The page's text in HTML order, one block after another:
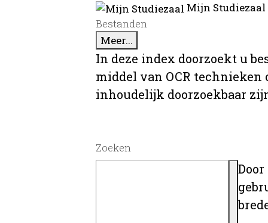
Mijn
Bestanden
Meer...
In deze index doorzoekt u
middel van OCR
inhoudelijk doorzoekbaar
Zoeken